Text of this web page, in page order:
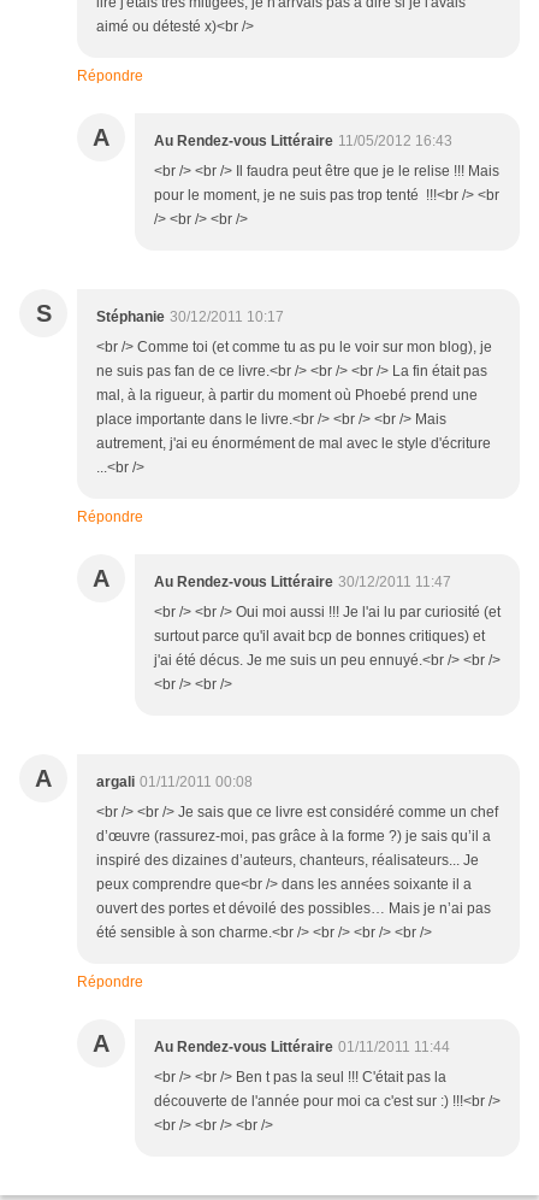
aimé ou détesté x)<br />
Répondre
A Au Rendez-vous Littéraire 11/05/2012 16:43
<br /> <br /> Il faudra peut être que je le relise !!! Mais
pour le moment, je ne suis pas trop tenté !!!<br /> <br
/> <br /> <br />
S Stéphanie 30/12/2011 10:17
<br /> Comme toi (et comme tu as pu le voir sur mon blog), je
ne suis pas fan de ce livre.<br /> <br /> <br /> La fin était pas
mal, à la rigueur, à partir du moment où Phoebé prend une
place importante dans le livre.<br /> <br /> <br /> Mais
autrement, j'ai eu énormément de mal avec le style d'écriture
...<br />
Répondre
A Au Rendez-vous Littéraire 30/12/2011 11:47
<br /> <br /> Oui moi aussi !!! Je l'ai lu par curiosité (et
surtout parce qu'il avait bcp de bonnes critiques) et
j'ai été décus. Je me suis un peu ennuyé.<br /> <br />
<br /> <br />
A argali 01/11/2011 00:08
<br /> <br /> Je sais que ce livre est considéré comme un chef
d’œuvre (rassurez-moi, pas grâce à la forme ?) je sais qu’il a
inspiré des dizaines d’auteurs, chanteurs, réalisateurs... Je
peux comprendre que<br /> dans les années soixante il a
ouvert des portes et dévoilé des possibles… Mais je n’ai pas
été sensible à son charme.<br /> <br /> <br /> <br />
Répondre
A Au Rendez-vous Littéraire 01/11/2011 11:44
<br /> <br /> Ben t pas la seul !!! C'était pas la
découverte de l'année pour moi ca c'est sur :) !!!<br />
<br /> <br /> <br />